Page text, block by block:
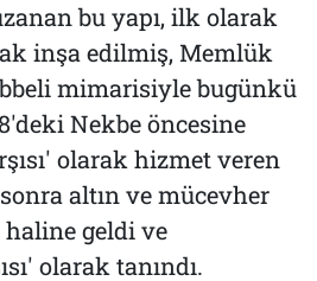
bu yapı, ilk olarak
inşa edilmiş, Memlük
mimarisiyle bugünkü
Nekbe öncesine
olarak hizmet veren
altın ve mücevher
haline geldi ve
olarak tanındı.